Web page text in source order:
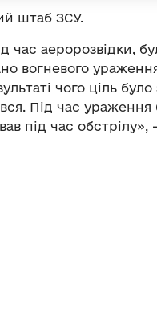
штаб ЗСУ.
час аеророзвідки,
вогневого
чого ціль
Під час
під час обстрілу»,